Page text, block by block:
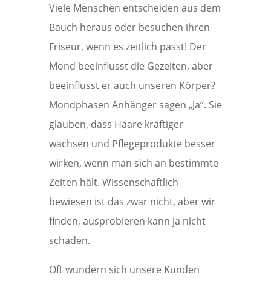
Viele Menschen entscheiden aus dem
Bauch heraus oder besuchen ihren
Friseur, wenn es zeitlich passt! Der
Mond beeinflusst die Gezeiten, aber
beeinflusst er auch unseren Körper?
Mondphasen Anhänger sagen „Ja“. Sie
glauben, dass Haare kräftiger
wachsen und Pflegeprodukte besser
wirken, wenn man sich an bestimmte
Zeiten hält. Wissenschaftlich
bewiesen ist das zwar nicht, aber wir
finden, ausprobieren kann ja nicht
schaden.
Oft wundern sich unsere Kunden